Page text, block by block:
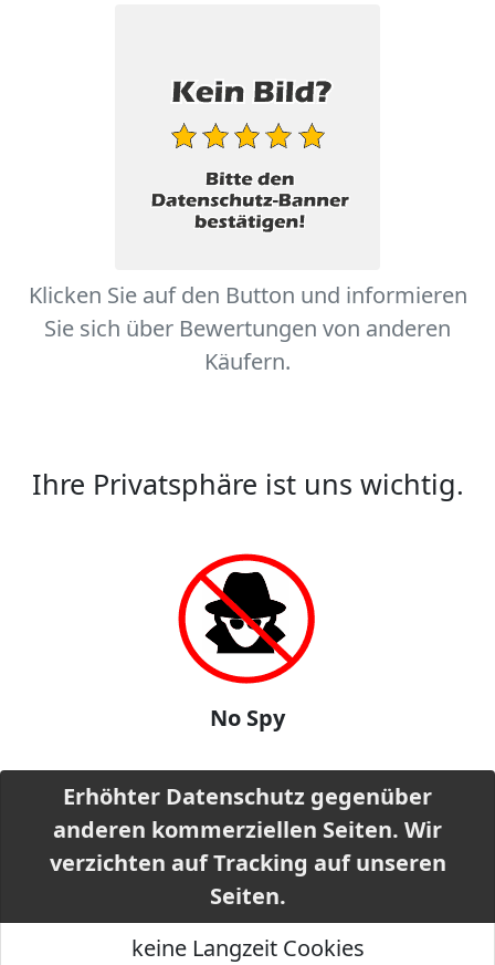
Klicken Sie auf den Button und informieren
Sie sich über Bewertungen von anderen
Käufern.
Ihre Privatsphäre ist uns wichtig.
No Spy
Erhöhter Datenschutz gegenüber
anderen kommerziellen Seiten. Wir
verzichten auf Tracking auf unseren
Seiten.
keine Langzeit Cookies